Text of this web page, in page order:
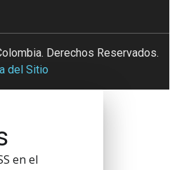
Derechos Reservados.
del Sitio
en el